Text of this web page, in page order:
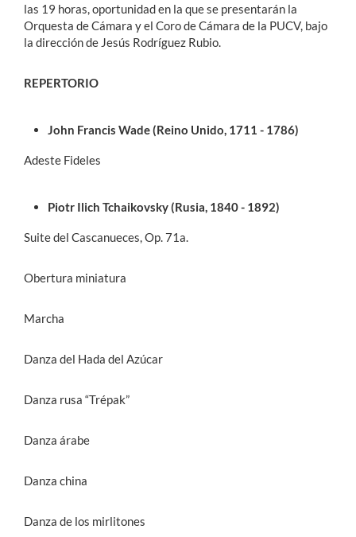
las 19 horas, oportunidad en la que se presentarán la
Orquesta de Cámara y el Coro de Cámara de la PUCV, bajo
la dirección de Jesús Rodríguez Rubio.
REPERTORIO
John Francis Wade (Reino Unido, 1711 - 1786)
Adeste Fideles
Piotr Ilich Tchaikovsky (Rusia, 1840 - 1892)
Suite del Cascanueces, Op. 71a.
Obertura miniatura
Marcha
Danza del Hada del Azúcar
Danza rusa “Trépak”
Danza árabe
Danza china
Danza de los mirlitones